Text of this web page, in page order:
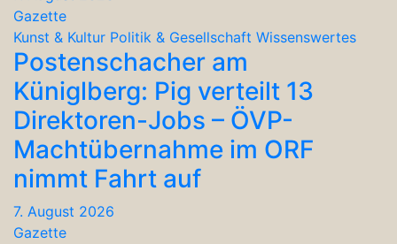
Gazette
Kunst & Kultur Politik & Gesellschaft Wissenswertes
Postenschacher am
Küniglberg: Pig verteilt 13
Direktoren-Jobs – ÖVP-
Machtübernahme im ORF
nimmt Fahrt auf
7. August 2026
Gazette